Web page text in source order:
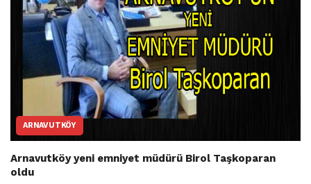
ARNAVUTKÖY
Arnavutköy yeni emniyet müdürü Birol Taşkoparan
oldu